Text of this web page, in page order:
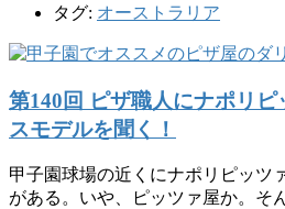
タグ: オーストラリア
第140回 ピザ職人にナポリ
スモデルを聞く！
甲子園球場の近くにナポリピッツ
がある。いや、ピッツァ屋か。そ